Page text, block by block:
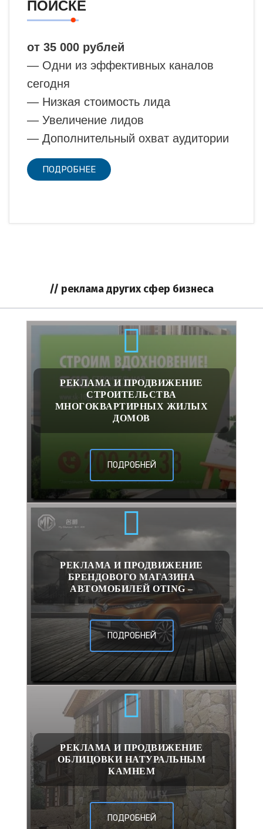
ПОИСКЕ
от 35 000 рублей
— Одни из эффективных каналов
сегодня
— Низкая стоимость лида
— Увеличение лидов
— Дополнительный охват аудитории
ПОДРОБНЕЕ
// реклама других сфер бизнеса
РЕКЛАМА И ПРОДВИЖЕНИЕ
СТРОИТЕЛЬСТВА
МНОГОКВАРТИРНЫХ ЖИЛЫХ
ДОМОВ
ПОДРОБНЕЙ
РЕКЛАМА И ПРОДВИЖЕНИЕ
БРЕНДОВОГО МАГАЗИНА
АВТОМОБИЛЕЙ OTING –
ПОДРОБНЕЙ
РЕКЛАМА И ПРОДВИЖЕНИЕ
ОБЛИЦОВКИ НАТУРАЛЬНЫМ
КАМНЕМ
ПОДРОБНЕЙ